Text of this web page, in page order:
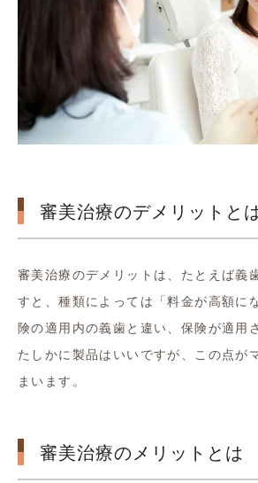
審美治療のデメリットと
審美治療のデメリットは、たとえば義
すと、種類によっては「料金が高額に
険の適用内の義歯と違い、保険が適用
たしかに製品はいいですが、この点が
まいます。
審美治療のメリットとは